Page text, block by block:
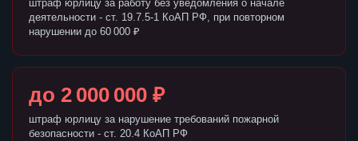
штраф юрлицу за работу без уведомления о начале
деятельности - ст. 19.7.5-1 КоАП РФ, при повторном
нарушении до 60 000 ₽
до 2 000 000 ₽
штраф юрлицу за нарушение требований пожарной
безопасности - ст. 20.4 КоАП РФ